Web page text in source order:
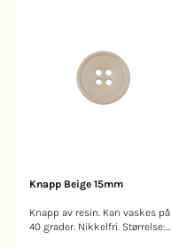
Knapp Beige 15mm
Knapp av resin. Kan vaskes på
40 grader. Nikkelfri. Størrelse: